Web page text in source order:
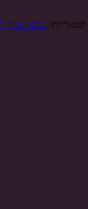
קטגוריות: כובעי צמר